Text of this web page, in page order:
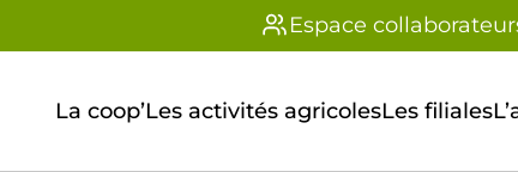
Espace
La coop’Les activités agricolesLes filiales